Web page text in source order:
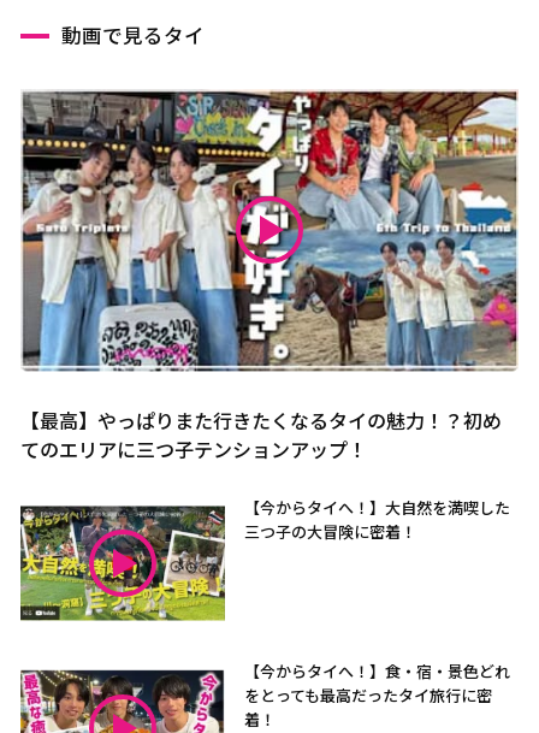
動画で見るタイ
【最高】やっぱりまた行きたくなるタイの魅力！？初め
てのエリアに三つ子テンションアップ！
【今からタイへ！】大自然を満喫した
三つ子の大冒険に密着！
【今からタイへ！】食・宿・景色どれ
をとっても最高だったタイ旅行に密
着！